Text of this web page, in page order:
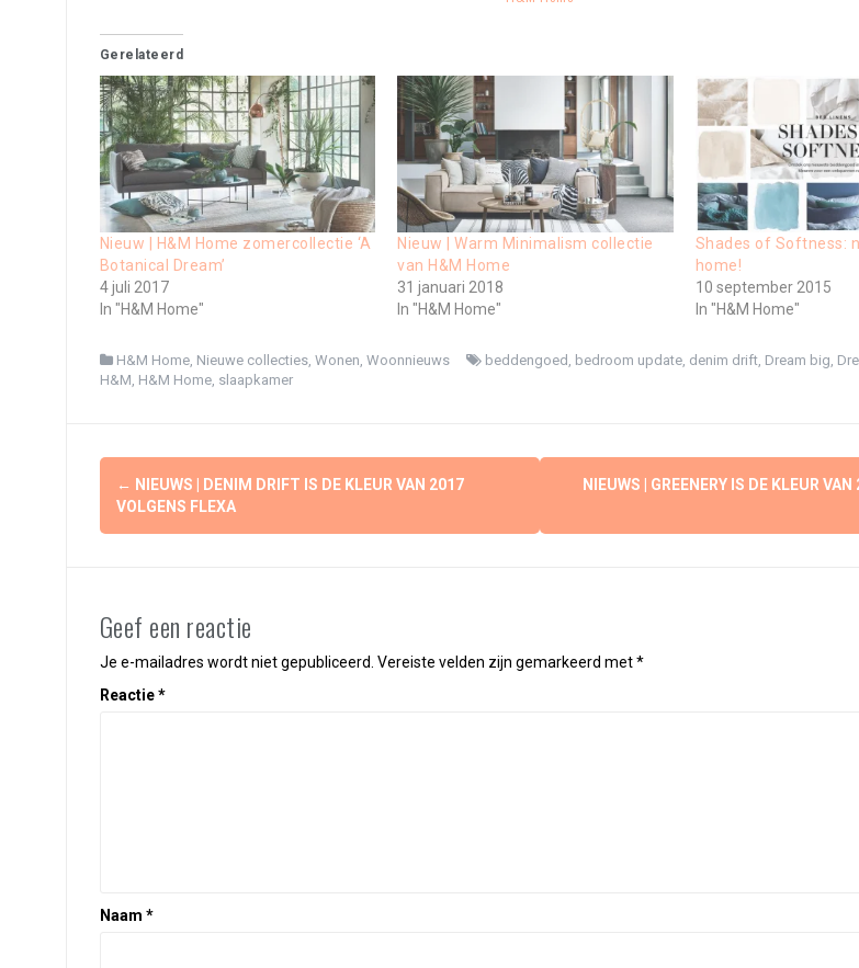
Gerelateerd
Nieuw | H&M Home zomercollectie ‘A
Botanical Dream’
4 juli 2017
In "H&M Home"
Nieuw | Warm Minimalism collectie
van H&M Home
31 januari 2018
In "H&M Home"
Shades of Softness:
home!
10 september 2015
In "H&M Home"
H&M Home, Nieuwe collecties, Wonen, Woonnieuws beddengoed , bedroom update, denim drift, Dream big,
H&M, H&M Home, slaapkamer
Berichtnavigatie
← NIEUWS | DENIM DRIFT IS DE KLEUR VAN 2017
VOLGENS FLEXA
NIEUWS | GREENERY IS DE KLEUR
Geef een reactie
Je e-mailadres wordt niet gepubliceerd. Vereiste velden zijn gemarkeerd met*
Reactie*
Naam *